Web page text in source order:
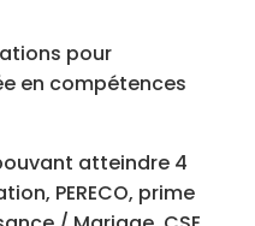
pour
en compétences
atteindre 4
PERECO, prime